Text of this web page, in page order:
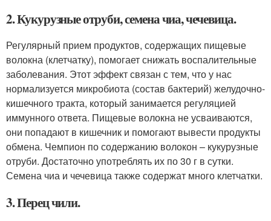
2. Кукурузные отруби, семена чиа, чечевица.
Регулярный прием продуктов, содержащих пищевые
волокна (клетчатку), помогает снижать воспалительные
заболевания. Этот эффект связан с тем, что у нас
нормализуется микробиота (состав бактерий) желудочно-
кишечного тракта, который занимается регуляцией
иммунного ответа. Пищевые волокна не усваиваются,
они попадают в кишечник и помогают вывести продукты
обмена. Чемпион по содержанию волокон – кукурузные
отруби. Достаточно употреблять их по 30 г в сутки.
Семена чиа и чечевица также содержат много клетчатки.
3. Перец чили.